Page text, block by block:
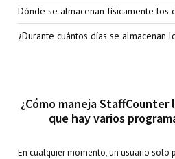
Dónde se almacenan físicamente los
¿Durante cuántos días se almacenan
¿Cómo maneja
que hay varios
En cualquier momento, un usuario solo